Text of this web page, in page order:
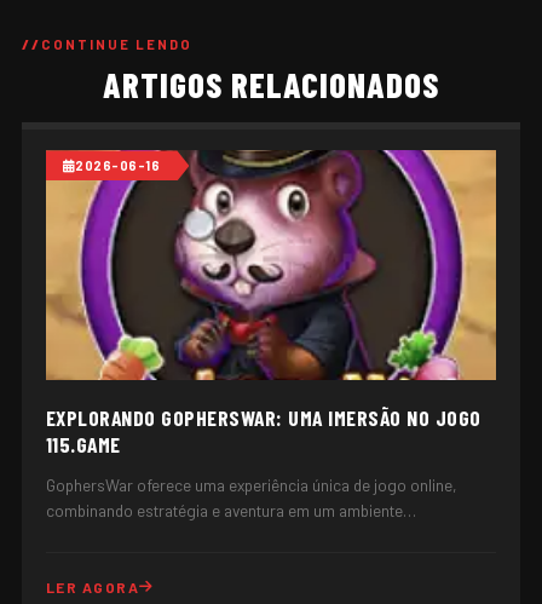
CONTINUE LENDO
ARTIGOS RELACIONADOS
2026-06-16
EXPLORANDO GOPHERSWAR: UMA IMERSÃO NO JOGO
115.GAME
GophersWar oferece uma experiência única de jogo online,
combinando estratégia e aventura em um ambiente
LER AGORA